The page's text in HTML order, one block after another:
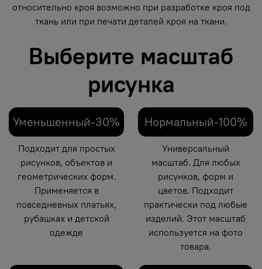
относительно кроя возможно при разработке кроя под
ткань или при печати деталей кроя на ткани.
Выберите масштаб
рисунка
Уменьшенный-30%
Подходит для простых
рисунков, объектов и
геометрических форм.
Применяется в
повседневных платьях,
рубашках и детской
одежде
Нормальный-100%
Универсальный
масштаб. Для любых
рисунков, форм и
цветов. Подходит
практически под любые
изделий. Этот масштаб
используется на фото
товара.